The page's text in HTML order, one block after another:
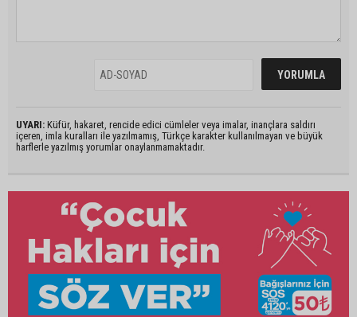
UYARI: Küfür, hakaret, rencide edici cümleler veya imalar, inançlara saldırı
içeren, imla kuralları ile yazılmamış, Türkçe karakter kullanılmayan ve büyük
harflerle yazılmış yorumlar onaylanmamaktadır.